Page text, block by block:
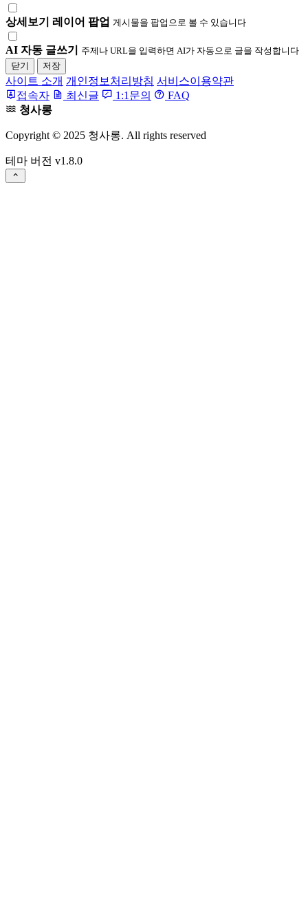
상세보기 레이어 팝업 게시물을 팝업으로 볼 수 있습니다
AI 자동 글쓰기
주제나 URL을 입력하면 AI가 자동으로 글을 작성합니다
닫기
저장
사이트 소개 개인정보처리방침 서비스이용약관
접속자
최신글 1:1문의
FAQ
청사롱
Copyright © 2025 청사롱. All rights reserved
테마 버전 v1.8.0